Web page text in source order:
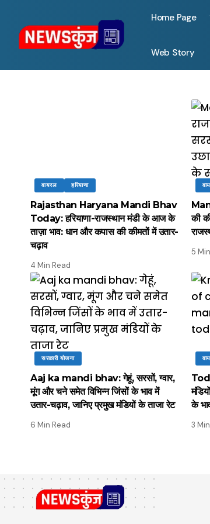
Home Page
Web Story
वायरल हरियाणा
Rajasthan Haryana Mandi Bhav
Today: हरियाणा-राजस्थान मंडी के आज के
ताज़ा भाव: धान और कपास की कीमतों में उतार-
चढ़ाव
4 Min Read
की
5
सरकारी योजना
Aaj ka mandi bhav: गेहूं, सरसों, ग्वार,
मूंग और चने समेत विभिन्न जिंसों के भाव में
उतार-चढ़ाव, जानिए प्रमुख मंडियों के ताजा रेट
6 Min Read
के
3